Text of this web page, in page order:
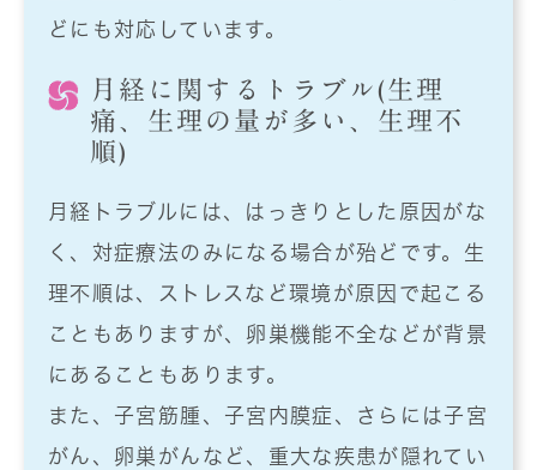
どにも対応しています。
月経に関するトラブル(生理
痛、生理の量が多い、生理不
順)
月経トラブルには、はっきりとした原因がな
く、対症療法のみになる場合が殆どです。生
理不順は、ストレスなど環境が原因で起こる
こともありますが、卵巣機能不全などが背景
にあることもあります。
また、子宮筋腫、子宮内膜症、さらには子宮
がん、卵巣がんなど、重大な疾患が隠れてい